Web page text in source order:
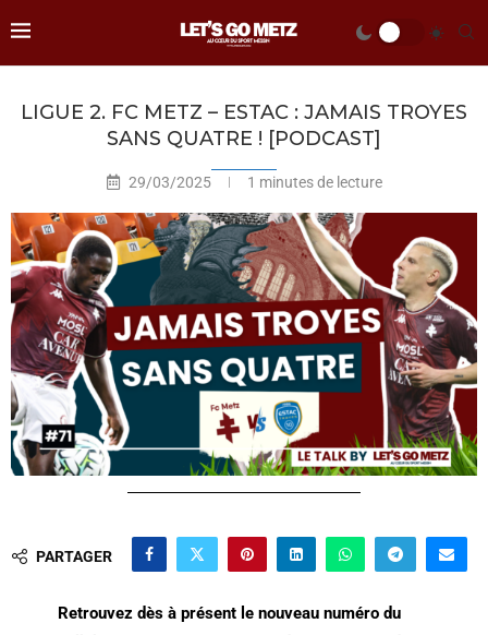
LIGUE 2. FC METZ – ESTAC : JAMAIS TROYES
SANS QUATRE ! [PODCAST]
29/03/2025 1 minutes de lecture
PARTAGER
Retrouvez dès à présent le nouveau numéro du